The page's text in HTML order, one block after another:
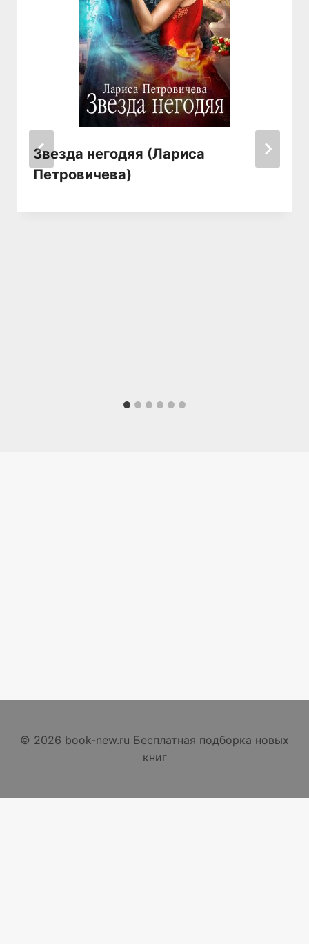
Звезда негодяя (Лариса
Петровичева)
© 2026 book-new.ru Бесплатная подборка новых
книг